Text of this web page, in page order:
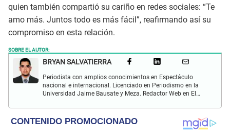
quien también compartió su cariño en redes sociales: “Te
amo más. Juntos todo es más fácil”, reafirmando así su
compromiso en esta relación.
SOBRE EL AUTOR:
BRYAN SALVATIERRA
Periodista con amplios conocimientos en Espectáculo
nacional e internacional. Licenciado en Periodismo en la
Universidad Jaime Bausate y Meza. Redactor Web en El
películas, series, videojuegos y espectáculo.